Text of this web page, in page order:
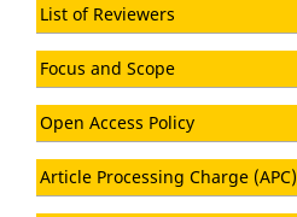
List of Reviewers
Focus and Scope
Open Access Policy
Article Processing Charge (APC)